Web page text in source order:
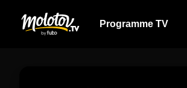
Programme TV